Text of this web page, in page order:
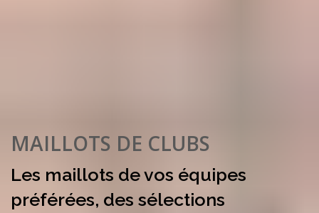
MAILLOTS DE CLUBS
Les maillots de vos équipes
préférées, des sélections